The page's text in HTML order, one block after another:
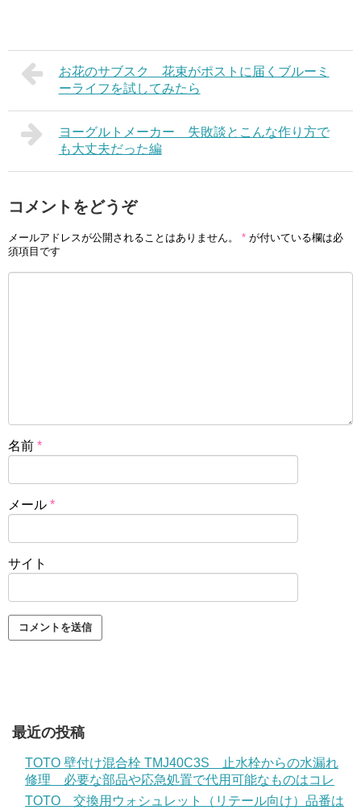
お花のサブスク 花束がポストに届くブルーミ
ーライフを試してみたら
ヨーグルトメーカー 失敗談とこんな作り方で
も大丈夫だった編
コメントをどうぞ
メールアドレスが公開されることはありません。 * が付いている欄は必
須項目です
名前 *
メール *
サイト
最近の投稿
TOTO 壁付け混合栓 TMJ40C3S 止水栓からの水漏れ
修理 必要な部品や応急処置で代用可能なものはコレ
TOTO 交換用ウォシュレット（リテール向け）品番は